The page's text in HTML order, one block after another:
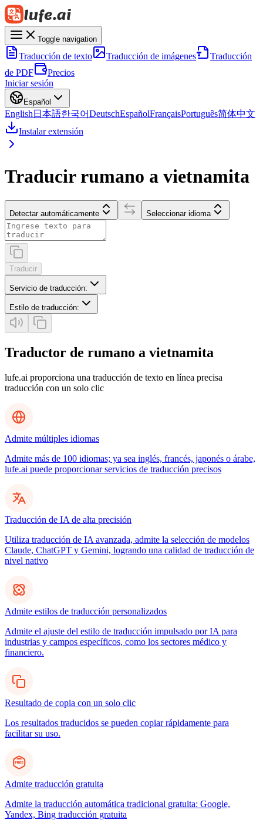
Toggle navigation
Traducción de texto Traducción de imágenes
Traducción
de PDF
Precios
Iniciar sesión
Español
English 日本語한국어DeutschEspañolFrançaisPortuguês简体中文
Instalar extensión
Traducir rumano a vietnamita
Detectar automáticamente Seleccionar idioma
Traducir
Servicio de traducción:
Estilo de traducción:
Traductor de rumano a vietnamita
lufe.ai proporciona una traducción de texto en línea precisa
traducción con un solo clic
Admite múltiples idiomas
Admite más de 100 idiomas; ya sea inglés, francés, japonés o árabe,
lufe.ai puede proporcionar servicios de traducción precisos
Traducción de IA de alta precisión
Utiliza traducción de IA avanzada, admite la selección de modelos
Claude, ChatGPT y Gemini, logrando una calidad de traducción de
nivel nativo
Admite estilos de traducción personalizados
Admite el ajuste del estilo de traducción impulsado por IA para
industrias y campos específicos, como los sectores médico y
financiero.
Resultado de copia con un solo clic
Los resultados traducidos se pueden copiar rápidamente para
facilitar su uso.
Admite traducción gratuita
Admite la traducción automática tradicional gratuita: Google,
Yandex, Bing traducción gratuita